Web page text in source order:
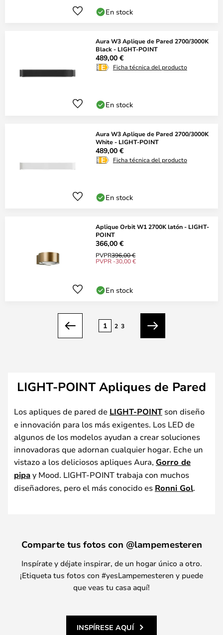
En stock
Aura W3 Aplique de Pared 2700/3000K
Black - LIGHT-POINT
489,00 €
Ficha técnica del producto
En stock
Aura W3 Aplique de Pared 2700/3000K
White - LIGHT-POINT
489,00 €
Ficha técnica del producto
En stock
Aplique Orbit W1 2700K latón - LIGHT-
POINT
366,00 €
PVPR396,00 €
PVPR -30,00 €
En stock
Anterior
1 2 3
Siguiente
LIGHT-POINT Apliques de Pared
Los apliques de pared de LIGHT-POINT son diseño
e innovación para los más exigentes. Los LED de
algunos de los modelos ayudan a crear soluciones
innovadoras que adornan cualquier hogar. Eche un
vistazo a los deliciosos apliques Aura, Gorro de
pipay Mood. LIGHT-POINT trabaja con muchos
diseñadores, pero el más conocido es Ronni Gol.
Comparte tus fotos con @lampemesteren
Inspírate y déjate inspirar, de un hogar único a otro.
¡Etiqueta tus fotos con #yesLampemesteren y puede
que veas tu casa aquí!
INSPÍRESE AQUÍ